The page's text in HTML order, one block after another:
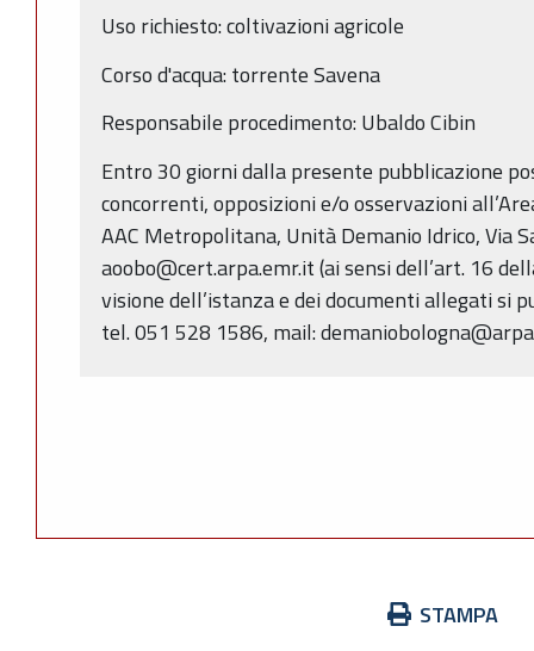
Uso richiesto: coltivazioni agricole
Corso d'acqua: torrente Savena
Responsabile procedimento: Ubaldo Cibin
Entro 30 giorni dalla presente pubblicazione
concorrenti, opposizioni e/o osservazioni
AAC Metropolitana, Unità Demanio Idrico, Via
aoobo@cert.arpa.emr.it (ai sensi dell’art. 16
visione dell’istanza e dei documenti allegati si
tel. 051 528 1586, mail:
STAMPA